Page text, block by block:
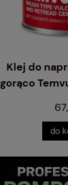
Klej do
gorąco
do